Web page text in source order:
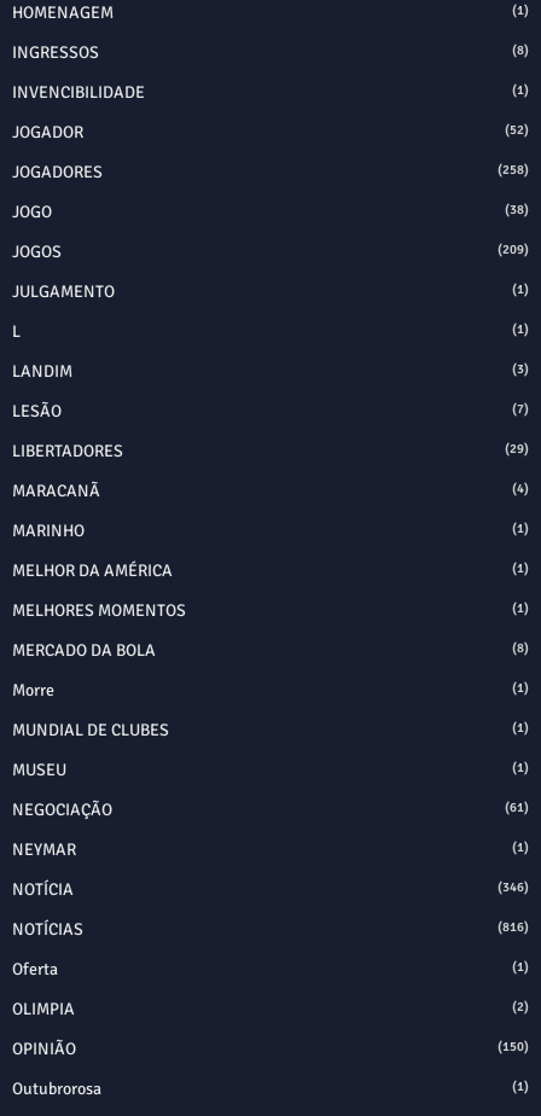
HOMENAGEM (1)
INGRESSOS (8)
INVENCIBILIDADE (1)
JOGADOR (52)
JOGADORES (258)
JOGO (38)
JOGOS (209)
JULGAMENTO (1)
L (1)
LANDIM (3)
LESÃO (7)
LIBERTADORES (29)
MARACANÃ (4)
MARINHO (1)
MELHOR DA AMÉRICA (1)
MELHORES MOMENTOS (1)
MERCADO DA BOLA (8)
Morre (1)
MUNDIAL DE CLUBES (1)
MUSEU (1)
NEGOCIAÇÃO (61)
NEYMAR (1)
NOTÍCIA (346)
NOTÍCIAS (816)
Oferta (1)
OLIMPIA (2)
OPINIÃO (150)
Outubrorosa (1)